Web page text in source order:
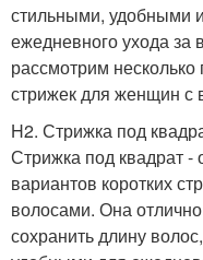
стильными, удобными
ежедневного ухода за
рассмотрим
стрижек для женщин с
H2. Стрижка под
Стрижка под квадрат
вариантов коротких
волосами. Она отлично
сохранить длину